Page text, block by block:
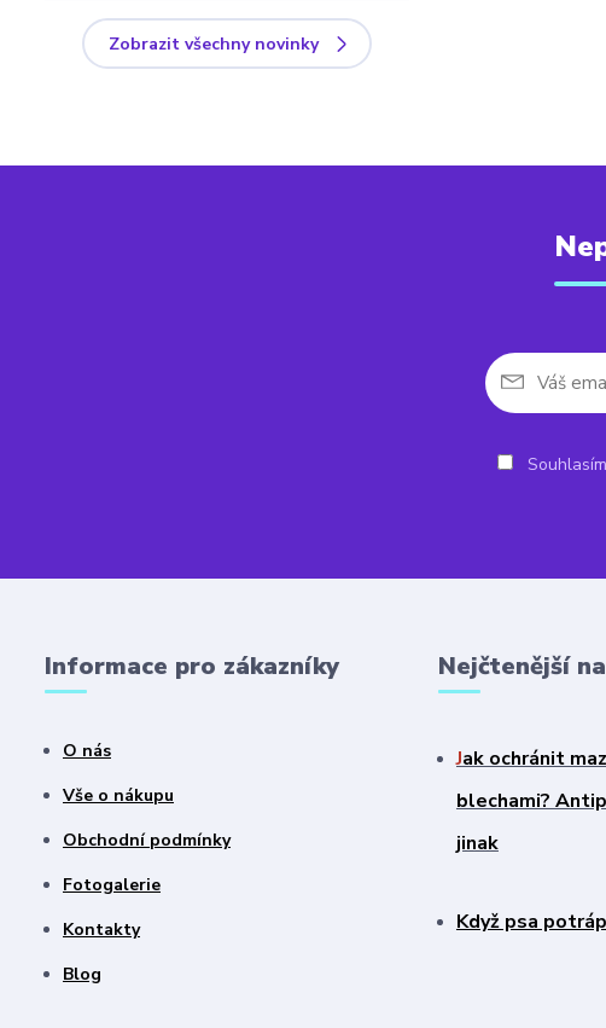
Zobrazit všechny novinky
Informace pro zákazníky
O nás
Vše o nákupu
Obchodní podmínky
Fotogalerie
Kontakty
Blog
Nejčtenější
Jak ochránit
blechami?
jinak
Když psa